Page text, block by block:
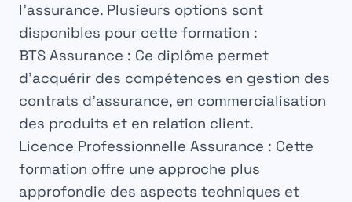
l’assurance. Plusieurs options sont
disponibles pour cette formation :
BTS Assurance : Ce diplôme permet
d’acquérir des compétences en gestion des
contrats d’assurance, en commercialisation
des produits et en relation client.
Licence Professionnelle Assurance : Cette
formation offre une approche plus
approfondie des aspects techniques et